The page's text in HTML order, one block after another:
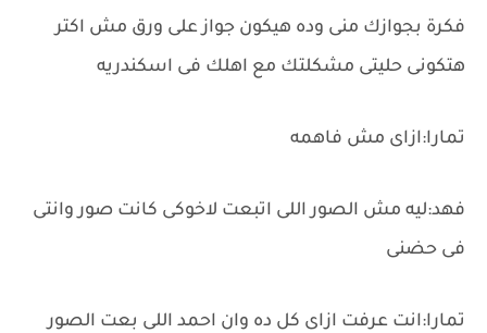
فكرة بجوازك منى وده هيكون جواز على ورق مش اكتر
هتكونى حليتى مشكلتك مع اهلك فى اسكندريه
تمارا:ازاى مش فاهمه
فهد:ليه مش الصور اللى اتبعت لاخوكى كانت صور وانتى
فى حضنى
تمارا:انت عرفت ازاى كل ده وان احمد اللى بعت الصور